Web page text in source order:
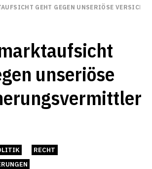
GEHT GEGEN UNSERIÖSE
unseriöse
RECHT